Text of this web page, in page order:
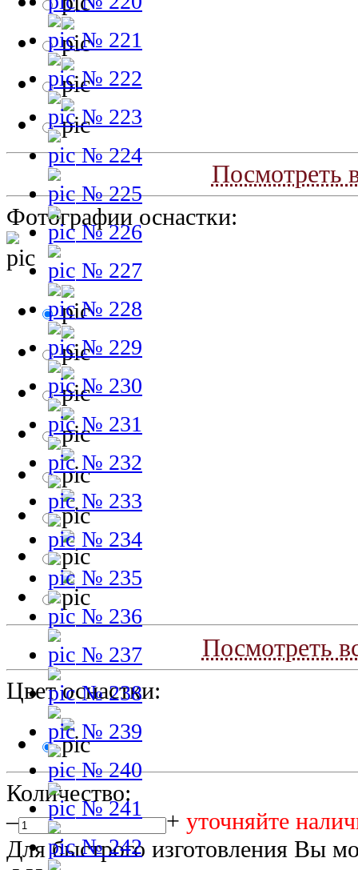
Посмотреть
Фотографии оснастки:
Посмотреть
Цвет оснастки:
Количество:
–
+ уточняйте
Для быстрого изготовления Вы
№ 221
№ 222
№ 223
№ 224
№ 225
№ 226
№ 227
№ 228
№ 229
№ 230
№ 231
№ 232
№ 233
№ 234
№ 235
№ 236
№ 237
№ 238
№ 239
№ 240
№ 241
№ 242